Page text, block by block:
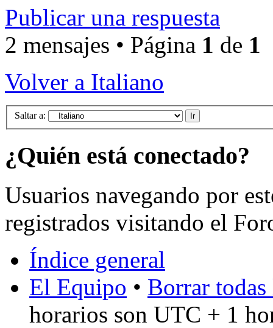
Publicar una respuesta
2 mensajes • Página 1 de 1
Volver a Italiano
Saltar a:
¿Quién está conectado?
Usuarios navegando por
registrados visitando el
Índice general
El Equipo • Borrar
horarios son UTC + 1